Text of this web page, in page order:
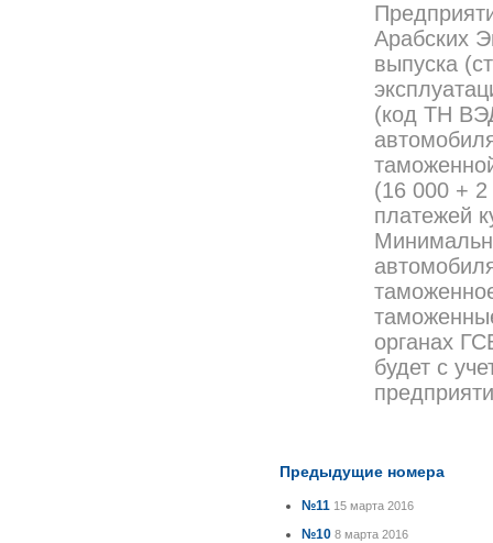
Арабских
выпуска
(код ТН
(16 000 +
платежей
органах
будет с
Предыдущие номера
№11 15 марта 2016
№10 8 марта 2016